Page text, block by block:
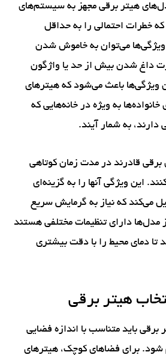
هیتر برقی مجهز به سیستم‌های
خطرات احتمالی را به حداقل
ویژگی‌ها می‌توان به خاموش شدن
داغ شدن بیش از حد یا واژگون
ویژگی‌ها باعث می‌شود که هیترهای
به ویژه در خانه‌هایی که
دارند، به شمار آیند.
برقی قادرند در مدت زمان کوتاهی
این ویژگی آنها را به گزینه‌ای
می‌کند که نیاز به گرمایش سریع
مدل‌ها دارای تنظیمات مختلفی هستند
تا دمای محیط را با دقت بیشتری
هیتر برقی
برقی باید متناسب با اندازه فضایی
برای فضاهای کوچک، هیترهای